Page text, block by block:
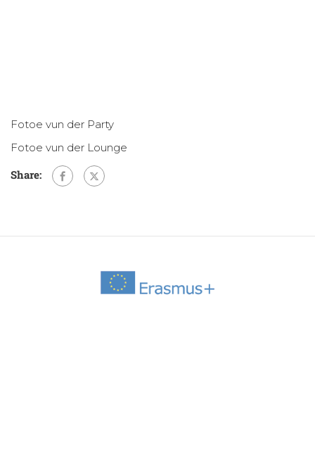
Fotoe vun der Party
Fotoe vun der Lounge
Share: